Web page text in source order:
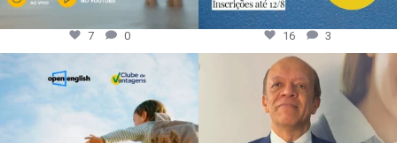
7 0 16 3